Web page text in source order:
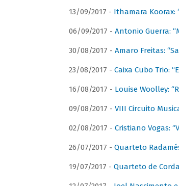
13/09/2017 - Ithamara Koorax:
06/09/2017 - Antonio Guerra:
30/08/2017 - Amaro Freitas:
23/08/2017 - Caixa Cubo Trio:
16/08/2017 - Louise Woolley:
09/08/2017 - VIII Circuito
02/08/2017 - Cristiano Vogas:
26/07/2017 - Quarteto
19/07/2017 - Quarteto de